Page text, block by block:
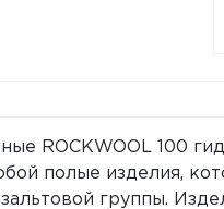
ROCKWOOL 100
полые изделия,
группы.